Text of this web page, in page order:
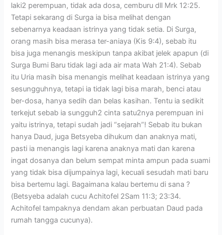
laki2 perempuan, tidak ada dosa, cemburu dll Mrk 12:25.
Tetapi sekarang di Surga ia bisa melihat dengan
sebenarnya keadaan istrinya yang tidak setia. Di Surga,
orang masih bisa merasa ter-aniaya (Kis 9:4), sebab itu
bisa juga menangis meskipun tanpa akibat jelek apapun (di
Surga Bumi Baru tidak lagi ada air mata Wah 21:4). Sebab
itu Uria masih bisa menangis melihat keadaan istrinya yang
sesungguhnya, tetapi ia tidak lagi bisa marah, benci atau
ber-dosa, hanya sedih dan belas kasihan. Tentu ia sedikit
terkejut sebab ia sungguh2 cinta satu2nya perempuan ini
yaitu istrinya, tetapi sudah jadi “sejarah”! Sebab itu bukan
hanya Daud, juga Betsyeba dihukum dan anaknya mati,
pasti ia menangis lagi karena anaknya mati dan karena
ingat dosanya dan belum sempat minta ampun pada suami
yang tidak bisa dijumpainya lagi, kecuali sesudah mati baru
bisa bertemu lagi. Bagaimana kalau bertemu di sana ?
(Betsyeba adalah cucu Achitofel 2Sam 11:3; 23:34.
Achitofel tampaknya dendam akan perbuatan Daud pada
rumah tangga cucunya).